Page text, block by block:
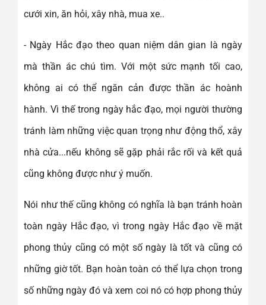
cưới xin, ăn hỏi, xây nhà, mua xe..
- Ngày Hắc đạo theo quan niệm dân gian là ngày
mà thần ác chú tìm. Với một sức mạnh tối cao,
không ai có thể ngăn cản được thần ác hoành
hành. Vì thế trong ngày hắc đạo, mọi người thường
tránh làm những việc quan trọng như động thổ, xây
nhà cửa...nếu không sẽ gặp phải rắc rối và kết quả
cũng không được như ý muốn.
Nói như thế cũng không có nghĩa là bạn tránh hoàn
toàn ngày Hắc đạo, vì trong ngày Hắc đạo về mặt
phong thủy cũng có một số ngày là tốt và cũng có
những giờ tốt. Bạn hoàn toàn có thể lựa chọn trong
số những ngày đó và xem coi nó có hợp phong thủy